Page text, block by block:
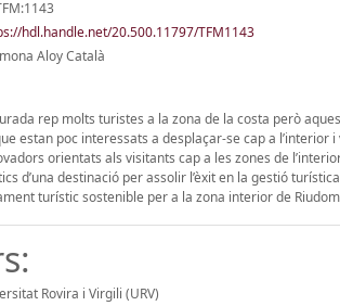
hdl.handle.net/20.500.11797/TFM1143
Aloy Català
rep molts turistes a la zona de la costa però
estan poc interessats a desplaçar-se cap a
orientats als visitants cap a les zones de
d’una destinació per assolir l’èxit en la gestió
turístic sostenible per a la zona interior de
Rovira i Virgili (URV)